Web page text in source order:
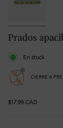
Prados
En stock
CIERRE A
$17.99 CAD